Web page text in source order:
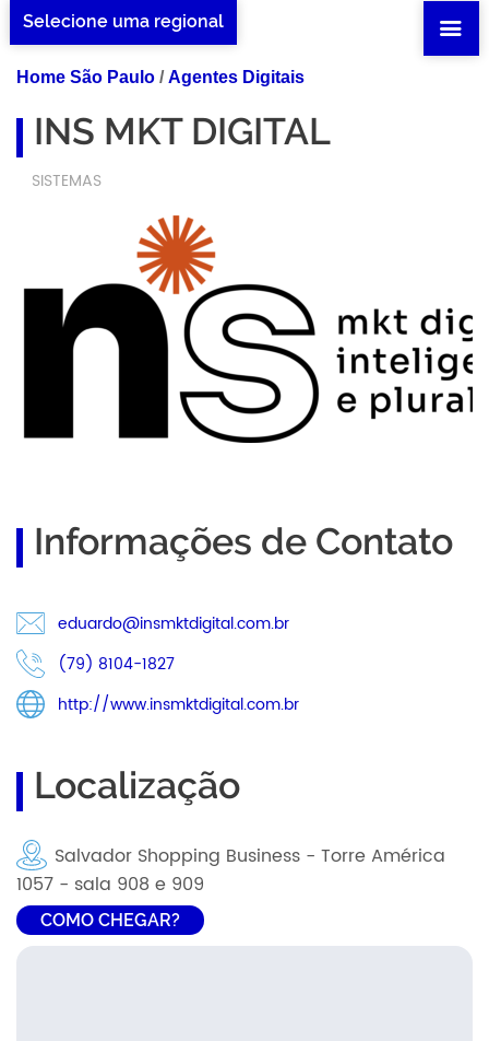
Selecione uma regional
Home São Paulo /Agentes Digitais
INS MKT DIGITAL
SISTEMAS
Informações de Contato
eduardo@insmktdigital.com.br
(79) 8104-1827
http://www.insmktdigital.com.br
Localização
Salvador Shopping Business - Torre América
1057 - sala 908 e 909
COMO CHEGAR?